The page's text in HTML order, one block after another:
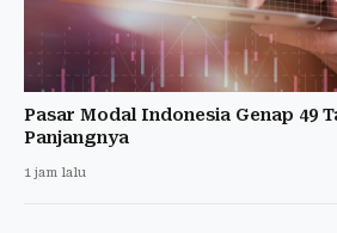
Pasar Modal Indonesia Genap 49
Panjangnya
1 jam lalu